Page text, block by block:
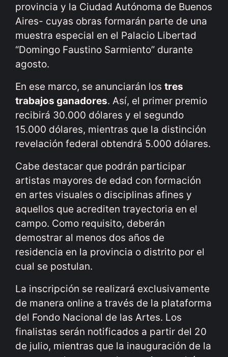
provincia y la Ciudad Autónoma de Buenos
Aires- cuyas obras formarán parte de una
muestra especial en el Palacio Libertad
“Domingo Faustino Sarmiento” durante
agosto.
En ese marco, se anunciarán los tres
trabajos ganadores. Así, el primer premio
recibirá 30.000 dólares y el segundo
15.000 dólares, mientras que la distinción
revelación federal obtendrá 5.000 dólares.
Cabe destacar que podrán participar
artistas mayores de edad con formación
en artes visuales o disciplinas afines y
aquellos que acrediten trayectoria en el
campo. Como requisito, deberán
demostrar al menos dos años de
residencia en la provincia o distrito por el
cual se postulan.
La inscripción se realizará exclusivamente
de manera online a través de la plataforma
del Fondo Nacional de las Artes. Los
finalistas serán notificados a partir del 20
de julio, mientras que la inauguración de la